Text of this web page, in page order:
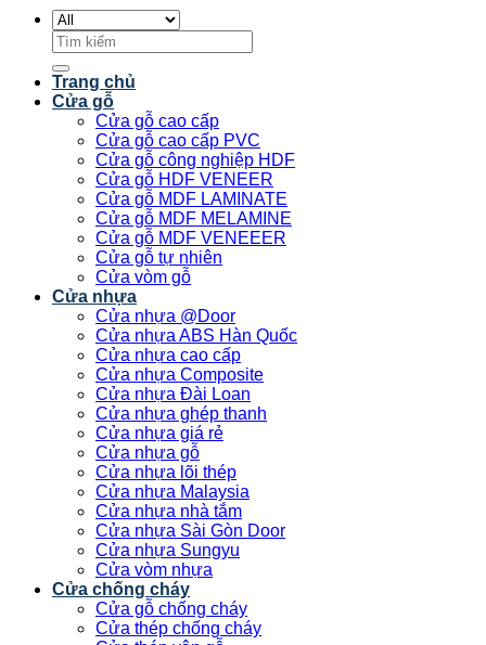
Tìm
kiếm:
Trang chủ
Cửa gỗ
Cửa gỗ cao cấp
Cửa gỗ cao cấp PVC
Cửa gỗ công nghiệp HDF
Cửa gỗ HDF VENEER
Cửa gỗ MDF LAMINATE
Cửa gỗ MDF MELAMINE
Cửa gỗ MDF VENEEER
Cửa gỗ tự nhiên
Cửa vòm gỗ
Cửa nhựa
Cửa nhựa @Door
Cửa nhựa ABS Hàn Quốc
Cửa nhựa cao cấp
Cửa nhựa Composite
Cửa nhựa Đài Loan
Cửa nhựa ghép thanh
Cửa nhựa giá rẻ
Cửa nhựa gỗ
Cửa nhựa lõi thép
Cửa nhựa Malaysia
Cửa nhựa nhà tắm
Cửa nhựa Sài Gòn Door
Cửa nhựa Sungyu
Cửa vòm nhựa
Cửa chống cháy
Cửa gỗ chống cháy
Cửa thép chống cháy